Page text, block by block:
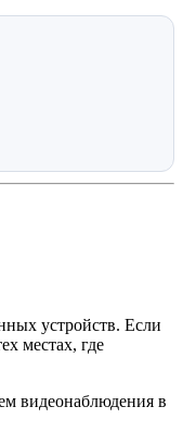
устройств. Если
местах, где
видеонаблюдения в